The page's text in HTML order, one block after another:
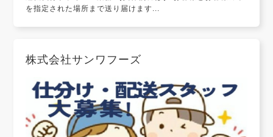
を指定された場所まで送り届けます...
株式会社サンワフーズ